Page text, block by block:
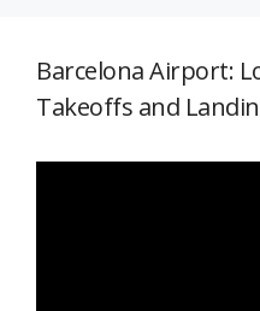
Barcelona Airport:
Takeoffs and